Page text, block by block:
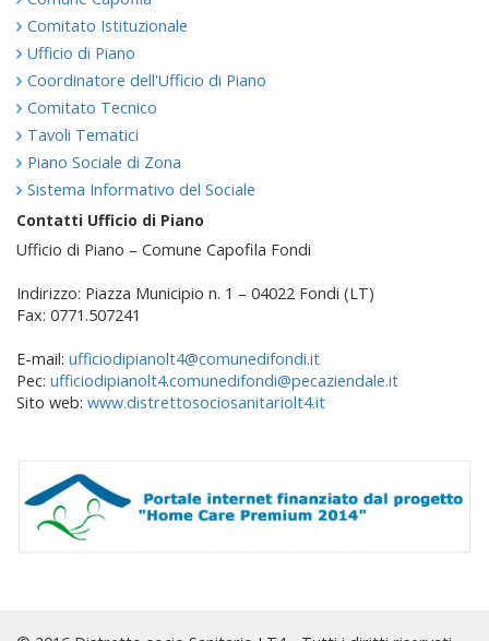
Comitato Istituzionale
Ufficio di Piano
Coordinatore dell'Ufficio di Piano
Comitato Tecnico
Tavoli Tematici
Piano Sociale di Zona
Sistema Informativo del Sociale
Contatti Ufficio di Piano
Ufficio di Piano – Comune Capofila Fondi
Indirizzo: Piazza Municipio n. 1 – 04022 Fondi (LT)
Fax: 0771.507241
E-mail: ufficiodipianolt4@comunedifondi.it
Pec: ufficiodipianolt4.comunedifondi@pecaziendale.it
Sito web: www.distrettosociosanitariolt4.it